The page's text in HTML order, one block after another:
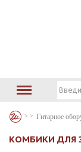
Гитарное
КОМБИКИ ДЛЯ